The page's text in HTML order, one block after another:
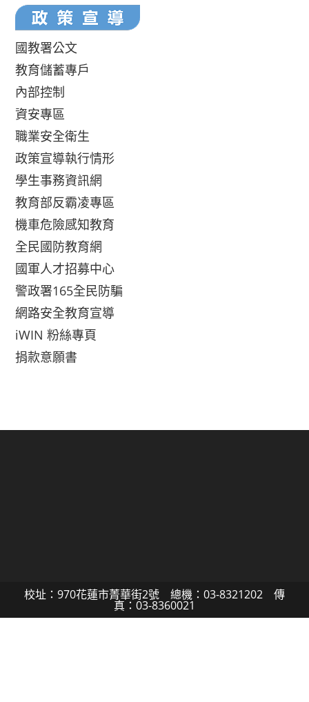
國教署公文
教育儲蓄專戶
內部控制
資安專區
職業安全衛生
政策宣導執行情形
學生事務資訊網
教育部反霸凌專區
機車危險感知教育
全民國防教育網
國軍人才招募中心
警政署165全民防騙
網路安全教育宣導
iWIN 粉絲專頁
捐款意願書
校址：970花蓮市菁華街2號 總機：03-8321202 傳
真：03-8360021